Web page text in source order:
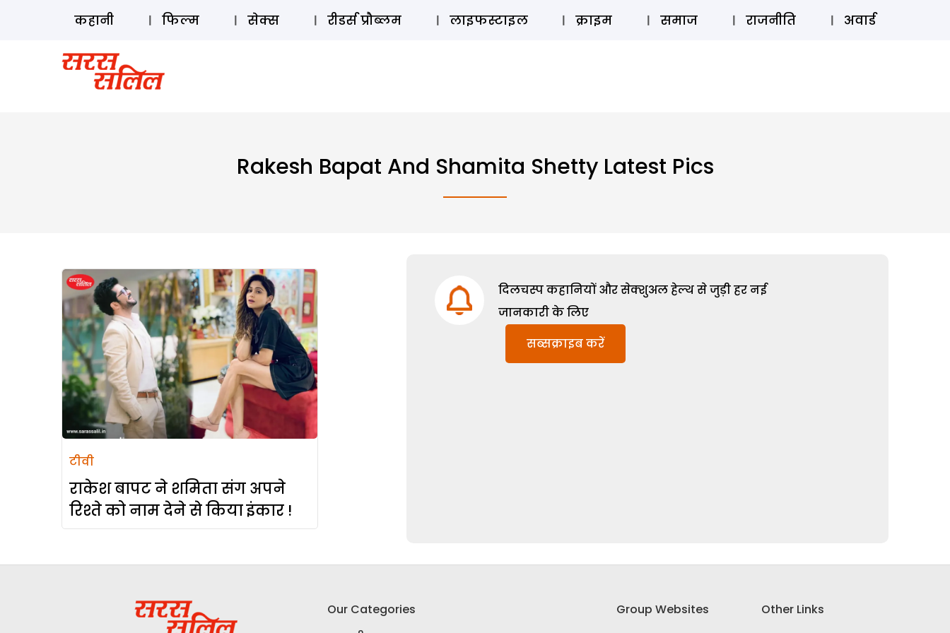
ऑडियो स्टोरी लॉग इन ⚲ SUBSCRIBE
कहानी फिल्म सेक्स रीडर्स प्रौब्लम लाइफस्टाइल क्राइम समाज राजनीति अवार्ड
Rakesh Bapat And Shamita Shetty Latest Pics
टीवी
राकेश बापट ने शमिता संग अपने
रिश्ते को नाम देने से किया इंकार !
दिलचस्प कहानियों और सेक्शुअल हेल्थ से जुड़ी हर नई
जानकारी के लिए
सब्सक्राइब करें
Our Categories
Group Websites
Other Links